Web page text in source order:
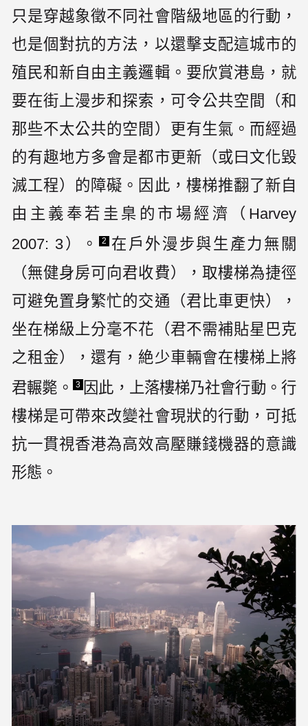
只是穿越象徵不同社會階級地區的行動，
也是個對抗的方法，以還擊支配這城市的
殖民和新自由主義邏輯。要欣賞港島，就
要在街上漫步和探索，可令公共空間（和
那些不太公共的空間）更有生氣。而經過
的有趣地方多會是都市更新（或曰文化毀
滅工程）的障礙。因此，樓梯推翻了新自
由主義奉若圭臬的市場經濟（Harvey
2007: 3）。
2
在戶外漫步與生產力無關
（無健身房可向君收費），取樓梯為捷徑
可避免置身繁忙的交通（君比車更快），
坐在梯級上分毫不花（君不需補貼星巴克
之租金），還有，絶少車輛會在樓梯上將
君輾斃。
3 因此，上落樓梯乃社會行動。行
樓梯是可帶來改變社會現狀的行動，可抵
抗一貫視香港為高效高壓賺錢機器的意識
形態。